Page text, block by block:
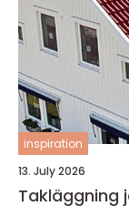
inspiration
13. July 2026
Takläggning